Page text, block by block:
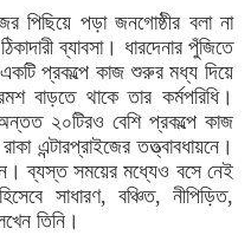
পিছিয়ে পড়া জনগোষ্ঠীর বলা না
ব্যাবসা। ধারদেনার পুঁজিতে
প্রকল্পে কাজ শুরুর মধ্য দিয়ে
বাড়তে থাকে তার কর্মপরিধি।
অন্তত ২০টিরও বেশি প্রকল্পে কাজ
এন্টারপ্রাইজের তত্ত্বাবধায়নে।
ব্যস্ত সময়ের মধ্যেও বসে নেই
সাধারণ, বঞ্চিত, নীপিড়িত,
তিনি।